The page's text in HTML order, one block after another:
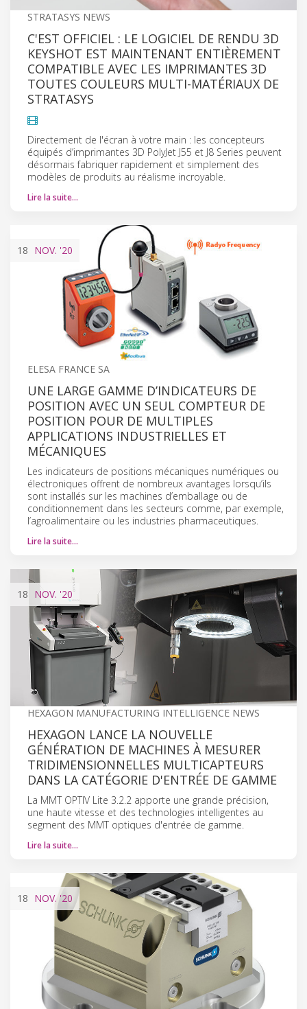
STRATASYS NEWS
C'EST OFFICIEL : LE LOGICIEL DE RENDU 3D
KEYSHOT EST MAINTENANT ENTIÈREMENT
COMPATIBLE AVEC LES IMPRIMANTES 3D
TOUTES COULEURS MULTI-MATÉRIAUX DE
STRATASYS
Directement de l'écran à votre main : les concepteurs
équipés d’imprimantes 3D PolyJet J55 et J8 Series peuvent
désormais fabriquer rapidement et simplement des
modèles de produits au réalisme incroyable.
Lire la suite…
18 NOV. '20
ELESA FRANCE SA
UNE LARGE GAMME D’INDICATEURS DE
POSITION AVEC UN SEUL COMPTEUR DE
POSITION POUR DE MULTIPLES
APPLICATIONS INDUSTRIELLES ET
MÉCANIQUES
Les indicateurs de positions mécaniques numériques ou
électroniques offrent de nombreux avantages lorsqu’ils
sont installés sur les machines d’emballage ou de
conditionnement dans les secteurs comme, par exemple,
l’agroalimentaire ou les industries pharmaceutiques.
Lire la suite…
18 NOV. '20
HEXAGON MANUFACTURING INTELLIGENCE NEWS
HEXAGON LANCE LA NOUVELLE
GÉNÉRATION DE MACHINES À MESURER
TRIDIMENSIONNELLES MULTICAPTEURS
DANS LA CATÉGORIE D'ENTRÉE DE GAMME
La MMT OPTIV Lite 3.2.2 apporte une grande précision,
une haute vitesse et des technologies intelligentes au
segment des MMT optiques d'entrée de gamme.
Lire la suite…
18 NOV.'20